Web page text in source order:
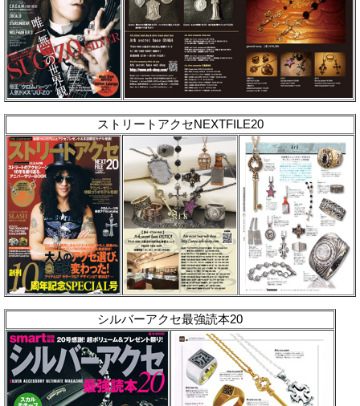
ストリートアクセNEXTFILE20
シルバーアクセ最強読本20